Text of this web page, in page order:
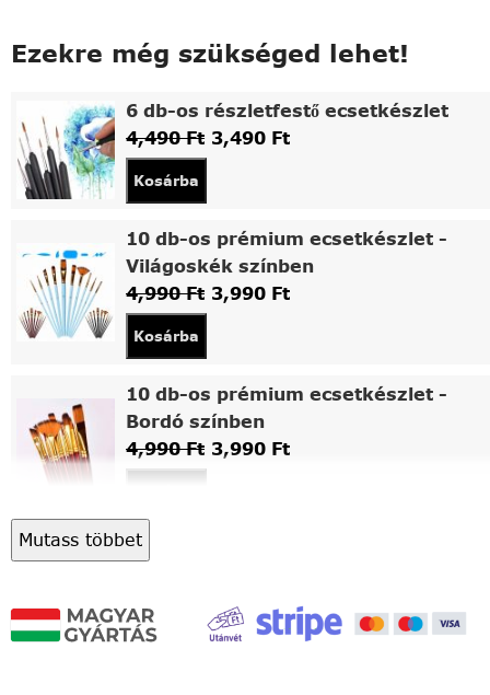
Ezekre még szükséged lehet!
6 db-os részletfestő ecsetkészlet
4,490Ft 3,490 Ft
Kosárba
10 db-os prémium ecsetkészlet -
Világoskék színben
4,990Ft 3,990 Ft
Kosárba
10 db-os prémium ecsetkészlet -
Bordó színben
4,990Ft 3,990 Ft
Asztali fa festőállvány
Kosárba
Mutass többet